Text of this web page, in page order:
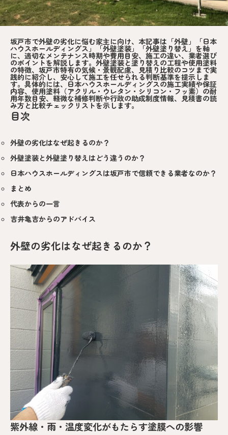
坂戸市で外壁の劣化に悩む家主に向け、本記事は「外壁」「日本
ハウスホールディングス」「外壁塗装」「外壁塗り替え」を軸
に、適切なメンテナンス時期や費用目安、施工の違い、業者選び
のポイントを解説します。外壁塗装と塗り替えの工程や使用塗料
の特徴、坂戸市特有の気候・景観配慮、見積り比較のコツまで実
践的に紹介し、安心して施工を任せられる判断基準を提示しま
す。具体的には、日本ハウスホールディングスの施工実績や保証
内容、使用塗料（アクリル・ウレタン・シリコン・フッ素）の耐
用年数目安、軽微な補修判断や行政の助成制度情報、見積書の読
み方と比較チェックリストを示します。
目次
外壁の劣化はなぜ起きるのか？
外壁塗装と外壁塗り替えはどう違うのか？
日本ハウスホールディングスは坂戸市で信頼できる業者なのか？
まとめ
代表からの一言
吉井亀吉からのアドバイス
外壁の劣化はなぜ起きるのか？
紫外線・雨・温度変化がもたらす塗膜への影響